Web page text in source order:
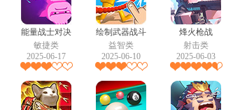
能量战士对决
敏捷类
2025-06-17
绘制武器战斗
益智类
2025-06-10
烽火枪战
射击类
2025-06-03